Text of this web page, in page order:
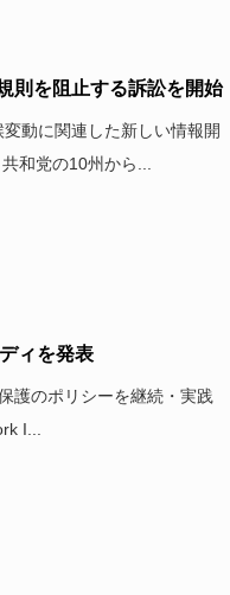
則を阻止する訴訟を開始
動に関連した新しい情報開
和党の10州から...
ィを発表
護のポリシーを継続・実践
I...